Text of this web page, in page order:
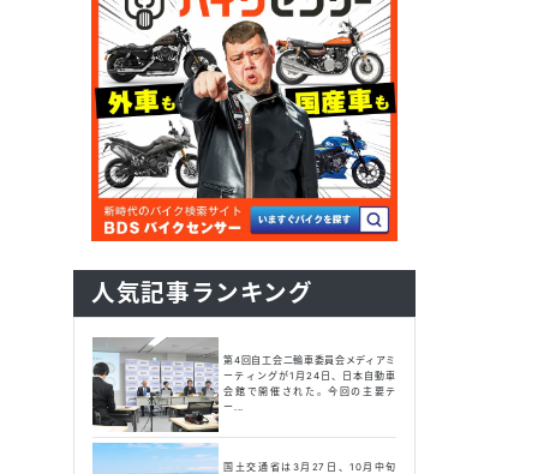
人気記事ランキング
第4回自工会二輪車委員会メディアミ
ーティングが1月24日、日本自動車
会館で開催された。今回の主要テ
ー...
国土交通省は3月27日、10月中旬